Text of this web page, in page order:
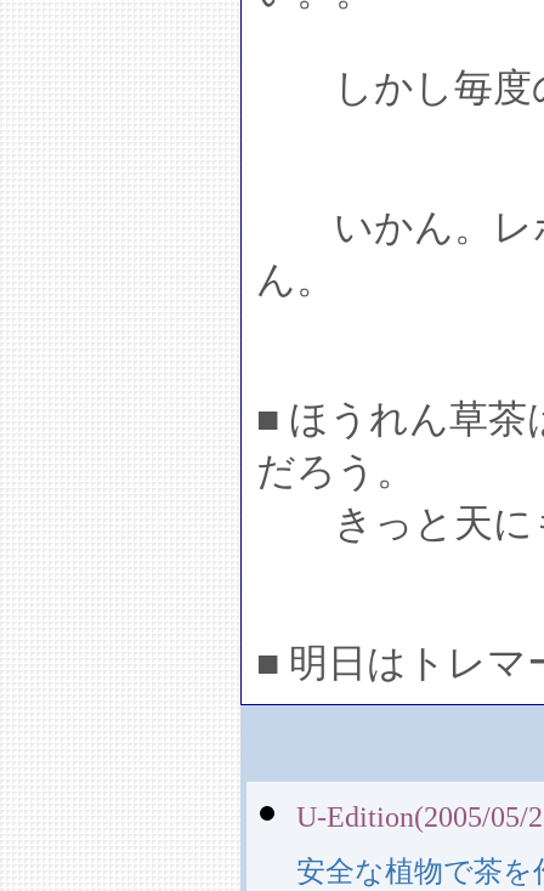
しかし毎度
いかん。レ
ん。
■ ほうれん草
だろう。
きっと天に
■ 明日はトレマ
U-Edition(2005/05/
安全な植物で茶